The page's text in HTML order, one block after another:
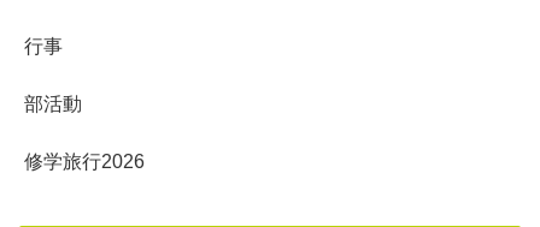
行事
部活動
修学旅行2026